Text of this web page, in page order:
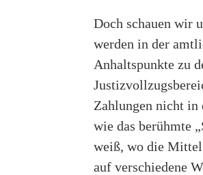
Doch schauen wir
werden in der
Anhaltspunkte zu
Zahlungen nicht in
wie das berühmte
weiß, wo die Mittel
auf verschiedene